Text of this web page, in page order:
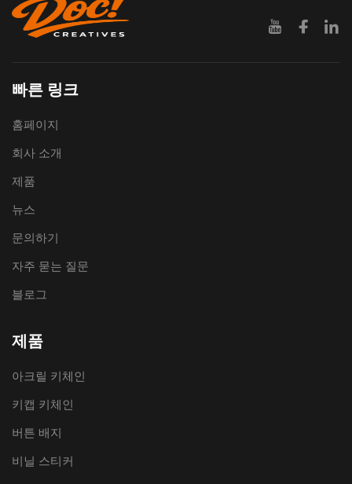
빠른 링크
홈페이지
회사 소개
제품
뉴스
문의하기
자주 묻는 질문
블로그
제품
아크릴 키체인
키캡 키체인
버튼 배지
비닐 스티커